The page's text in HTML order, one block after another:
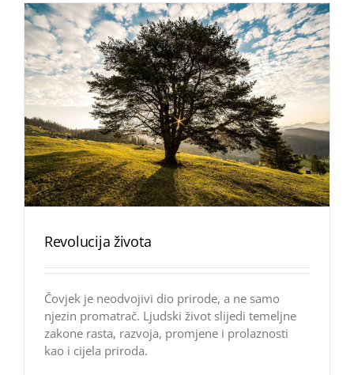
Revolucija života
Čovjek je neodvojivi dio prirode, a ne samo
njezin promatrač. Ljudski život slijedi temeljne
zakone rasta, razvoja, promjene i prolaznosti
kao i cijela priroda.